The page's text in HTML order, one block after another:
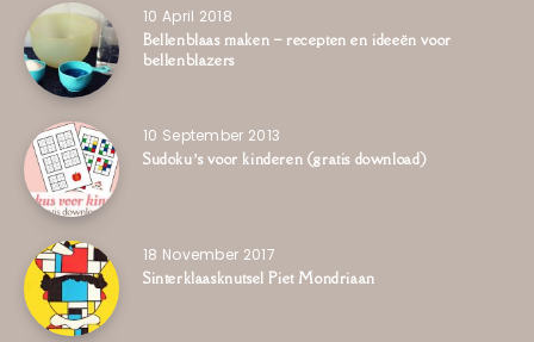
10 April 2018
Bellenblaas maken – recepten en ideeën voor
bellenblazers
10 September 2013
Sudoku’s voor kinderen (gratis download)
18 November 2017
Sinterklaasknutsel Piet Mondriaan